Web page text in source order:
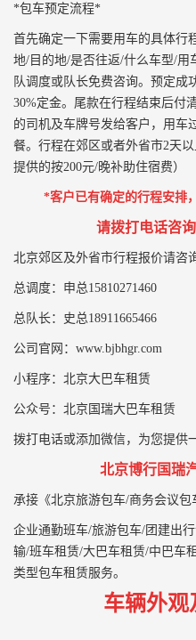
*包车预定流程*
首先确定一下需要用车的具体行
地/目的地/是否往返/什么车型/用
队调度或队长免费咨询。预定成
30%定金。尾款在行程结束后付
的司机及车牌号发给客户，用车
餐。行程在郊区或者外省市2天
提供的按200元/晚补助住宿费）
*客户已有确定的行程安排
请拨打电话咨
北京郊区及外省市行程报价请咨
总调度：申总15810271460
总队长：史总18911665466
公司官网：www.bjbhgr.com
小程序：北京大巴车租赁
公众号：北京国瑞大巴车租赁
拨打电话或添加微信，为您提供
北京博行国瑞
承接《北京旅游包车/商务会议包
企业通勤班车/旅游包车/团建出
输/班车租赁/大巴车租赁/中巴车
类型包车租赁服务。
车辆外观